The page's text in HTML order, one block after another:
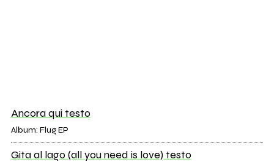
Ancora qui testo
Album: Flug EP
Gita al lago (all you need is love) testo